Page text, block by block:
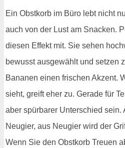
Ein Obstkorb im Büro lebt nicht
auch von der Lust am Snacken.
diesen Effekt mit. Sie sehen
bewusst ausgewählt und setzen
Bananen einen frischen Akzent.
sieht, greift eher zu. Gerade für
aber spürbarer Unterschied sein.
Neugier, aus Neugier wird der
Wenn Sie den Obstkorb Treuen